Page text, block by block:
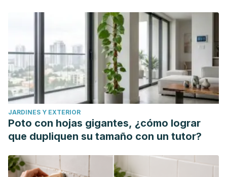
Zhang, Y., Xun, P., Wang, R., Mao, L., & He, K. (2017). Can
Magnesium Enhance Exercise
Performance?.
Nutrients ,9(9), 946.
https://doi.org/10.3390/nu9090946
Nutrition Data. Nuts, coconut water (liquid from coconuts)
Nutrition Facts & Calories. Recuperado el 8 de septiembre
de 2020. https://nutritiondata.self.com/facts/nut-and-seed-
products/3115/2
JARDINES Y EXTERIOR
Poto con hojas gigantes, ¿cómo lograr
que dupliquen su tamaño con un tutor?